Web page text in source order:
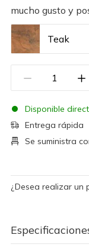
mucho gusto y
Teak
Disponible
Entrega rápida
Se suministra
¿Desea realizar un